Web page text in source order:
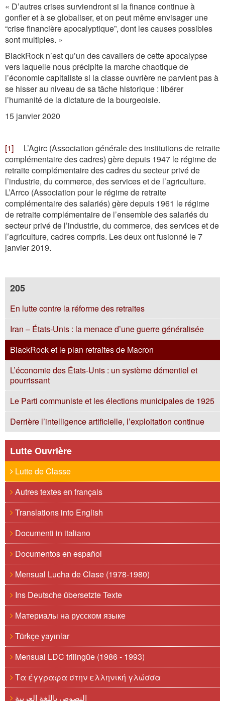
« D’autres crises surviendront si la finance continue à
gonfler et à se globaliser, et on peut même envisager une
“crise financière apocalyptique”, dont les causes possibles
sont multiples. »
BlackRock n’est qu’un des cavaliers de cette apocalypse
vers laquelle nous précipite la marche chaotique de
l’économie capitaliste si la classe ouvrière ne parvient pas à
se hisser au niveau de sa tâche historique : libérer
l’humanité de la dictature de la bourgeoisie.
15 janvier 2020
[1] L’Agirc (Association générale des institutions de retraite
complémentaire des cadres) gère depuis 1947 le régime de
retraite complémentaire des cadres du secteur privé de
l’industrie, du commerce, des services et de l’agriculture.
L’Arrco (Association pour le régime de retraite
complémentaire des salariés) gère depuis 1961 le régime
de retraite complémentaire de l’ensemble des salariés du
secteur privé de l’industrie, du commerce, des services et de
l’agriculture, cadres compris. Les deux ont fusionné le 7
janvier 2019.
205
En lutte contre la réforme des retraites
Iran – États-Unis : la menace d’une guerre généralisée
BlackRock et le plan retraites de Macron
L’économie des États-Unis : un système démentiel et
pourrissant
Le Parti communiste et les élections municipales de 1925
Derrière l’intelligence artificielle, l’exploitation continue
Lutte Ouvrière
Lutte de Classe
Autres textes en français
Translations into English
Documenti in italiano
Documentos en español
Mensual Lucha de Clase (1978-1980)
Ins Deutsche übersetzte Texte
Материалы на русском языке
Türkçe yayınlar
Mensual LDC trilingüe (1986 - 1993)
Τα έγγραφα στην ελληνική γλώσσα
النصوص باللغة العربية